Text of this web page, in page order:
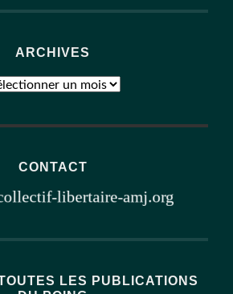
ARCHIVES
CONTACT
LES PUBLICATIONS